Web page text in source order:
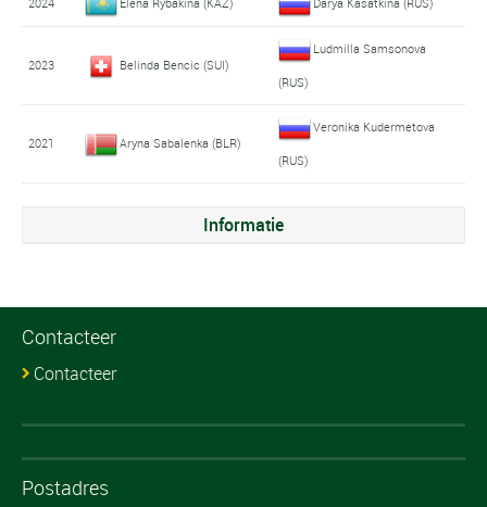
2023 Belinda Bencic (SUI)
Ludmilla Samsonova
(RUS)
2021 Aryna Sabalenka (BLR)
Veronika Kudermetova
(RUS)
Informatie
Contacteer
Contacteer
Postadres